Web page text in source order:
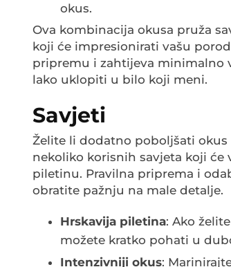
okus.
Ova kombinacija okusa pruža
koji će impresionirati vašu
pripremu i zahtijeva minimalno
lako uklopiti u bilo koji meni.
Savjeti
Želite li dodatno poboljšati okus
nekoliko korisnih savjeta koji
piletinu. Pravilna priprema i
obratite pažnju na male detalje.
Hrskavija piletina: Ako
možete kratko pohati u
Intenzivniji okus: